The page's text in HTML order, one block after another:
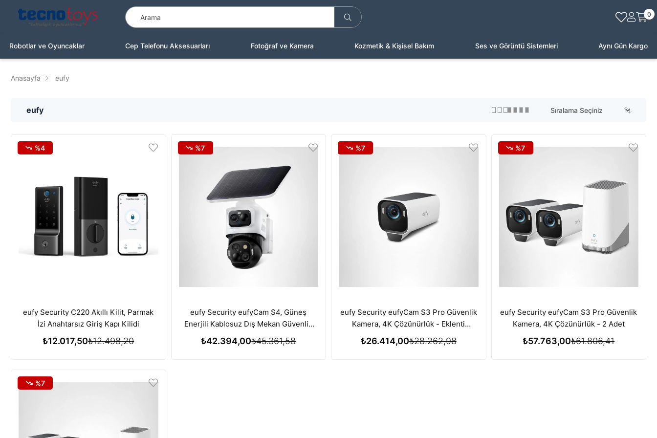
0
Robotlar ve Oyuncaklar Cep Telefonu Aksesuarları Fotoğraf ve Kamera Kozmetik & Kişisel Bakım Ses ve Görüntü Sistemleri Aynı Gün Kargo
Anasayfa eufy
eufy
eufy Security C220 Akıllı Kilit, Parmak
İzi Anahtarsız Giriş Kapı Kilidi
₺12.017,50₺12.498,20
%4
eufy Security eufyCam S4, Güneş
Enerjili Kablosuz Dış Mekan Güvenlik
Kamerası 4K UHD, 360°
₺42.394,00₺45.361,58
%7
eufy Security eufyCam S3 Pro Güvenlik
Kamera, 4K Çözünürlük - Eklenti
Kamera
₺26.414,00₺28.262,98
%7
eufy Security eufyCam S3 Pro Güvenlik
Kamera, 4K Çözünürlük - 2 Adet
₺57.763,00₺61.806,41
%7
%7